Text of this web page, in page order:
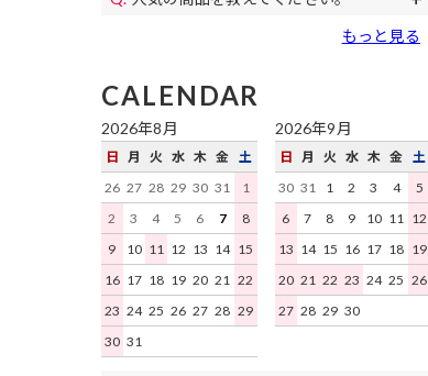
祝日は15時までのご注文を原則として当
日発送いたします。地域ごとにお届け迄
い。
デイジーストアで人気の商品はこちらの
もっと見る
CALENDAR
2026年8月
日 月 火 水 木 金
土
26 27 28 29 30 31
1
2
3 4 5 6 7
8
9
10 11 12 13 14 15
16 17 18 19 20 21
22
23 24 25 26 27 28 29
30 31
2026年9月
日 月 火 水 木 金
土
30 31 1 2 3 4
5
6
7 8 9 10 11
12
13 14 15 16 17 18 19
20 21 22 23 24 25 26
27 28 29 30